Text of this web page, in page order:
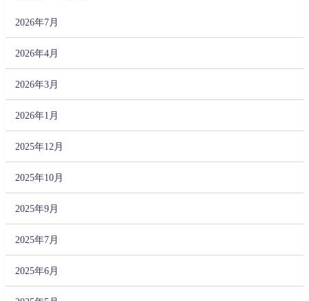
2026年7月
2026年4月
2026年3月
2026年1月
2025年12月
2025年10月
2025年9月
2025年7月
2025年6月